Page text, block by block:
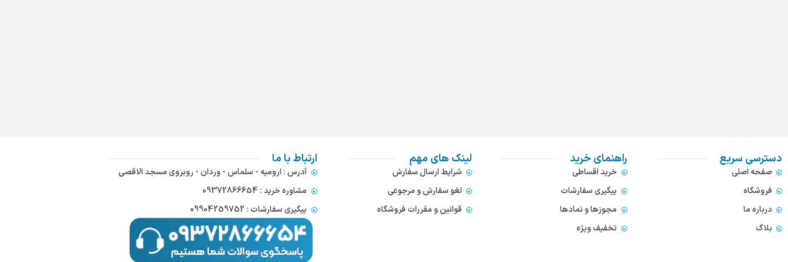
دسترسی سریع
صفحه اصلی
فروشگاه
درباره ما
بلاگ
راهنمای خرید
خرید اقساطی
پیگیری سفارشات
مجوزها و نمادها
تخفیف ویژه
لینک های مهم
شرایط ارسال سفارش
لغو سفارش و مرجوعی
قوانین و مقررات فروشگاه
ارتباط با ما
آدرس : ارومیه - سلماس - وردان - روبروی مسجد الاقصی
مشاوره خرید : 09372866654
پیگیری سفارشات : 09904259752